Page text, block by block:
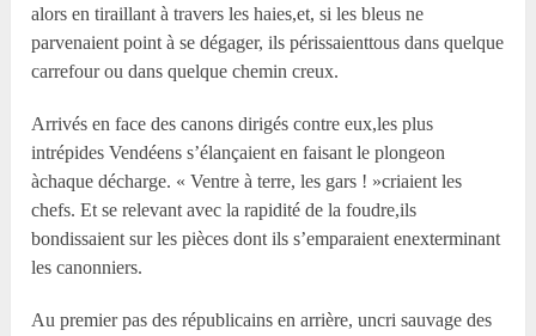
alors en tiraillant à travers les haies,et, si les bleus ne
parvenaient point à se dégager, ils périssaienttous dans quelque
carrefour ou dans quelque chemin creux.
Arrivés en face des canons dirigés contre eux,les plus
intrépides Vendéens s’élançaient en faisant le plongeon
àchaque décharge. « Ventre à terre, les gars ! »criaient les
chefs. Et se relevant avec la rapidité de la foudre,ils
bondissaient sur les pièces dont ils s’emparaient enexterminant
les canonniers.
Au premier pas des républicains en arrière, uncri sauvage des